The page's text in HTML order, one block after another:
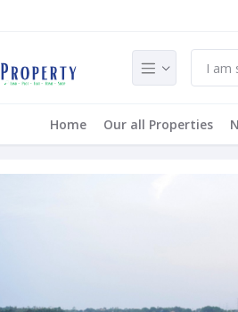
Home Our all Properties